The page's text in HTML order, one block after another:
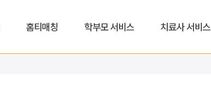
홈티매칭 학부모 서비스 치료사 서비스